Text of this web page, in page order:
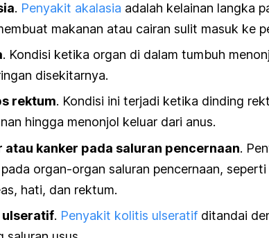
. Penyakit akalasia adalah kelainan langka
makanan atau cairan sulit masuk ke
. Kondisi ketika organ di dalam tumbuh
disekitarnya.
rektum. Kondisi ini terjadi ketika dinding
hingga menonjol keluar dari anus.
atau kanker pada saluran pencernaan.
organ-organ saluran pencernaan,
hati, dan rektum.
ulseratif. Penyakit kolitis ulseratif ditandai